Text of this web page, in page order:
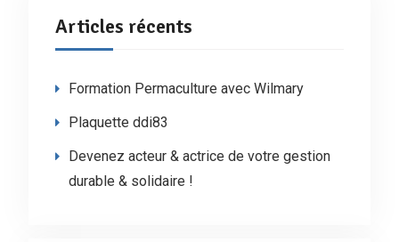
Articles récents
Formation Permaculture avec Wilmary
Plaquette ddi83
Devenez acteur & actrice de votre gestion
durable & solidaire !